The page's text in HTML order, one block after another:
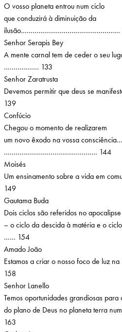
O vosso planeta entrou num ciclo
que conduzirá à diminuição da
ilusão……………………………………………
Senhor Serapis Bey
A mente carnal tem de ceder o seu
……………… 133
Senhor Zaratrusta
Devemos permitir que deus se
139
Confúcio
Chegou o momento de realizarem
um novo êxodo na vossa consciência…
………………………………………… 144
Moisés
Um ensinamento sobre a vida
149
Gautama Buda
Dois ciclos são referidos no apocalipse
– o ciclo da descida à matéria e o
…… 154
Amado João
Estamos a criar o nosso foco de
158
Senhor Lanello
Temos oportunidades grandiosas para
do plano de Deus no planeta terra
163